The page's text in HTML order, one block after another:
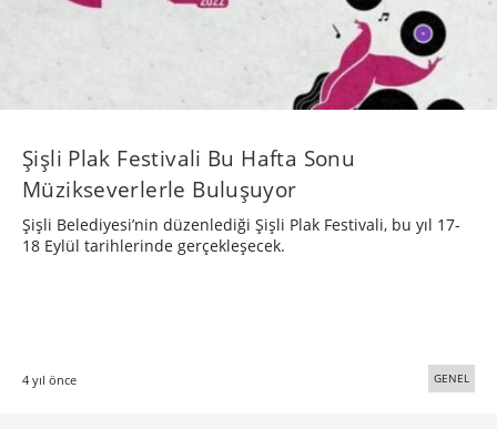
Şişli Plak Festivali Bu Hafta Sonu
Müzikseverlerle Buluşuyor
Şişli Belediyesi’nin düzenlediği Şişli Plak Festivali, bu yıl 17-
18 Eylül tarihlerinde gerçekleşecek.
4 yıl önce GENEL